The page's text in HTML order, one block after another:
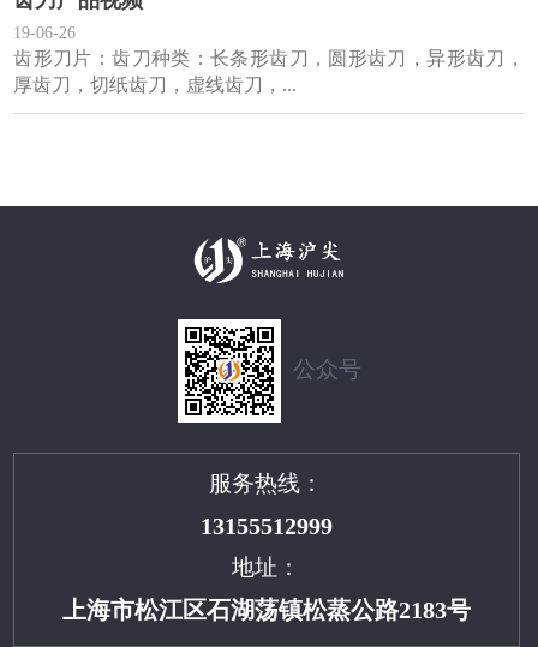
19-06-26
齿形刀片：齿刀种类：长条形齿刀，圆形齿刀，异形齿刀，
厚齿刀，切纸齿刀，虚线齿刀，...
公众号
服务热线：
13155512999
地址：
上海市松江区石湖荡镇松蒸公路2183号